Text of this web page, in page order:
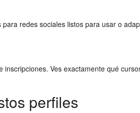
para redes sociales listos para usar o
inscripciones. Ves exactamente qué
perfiles